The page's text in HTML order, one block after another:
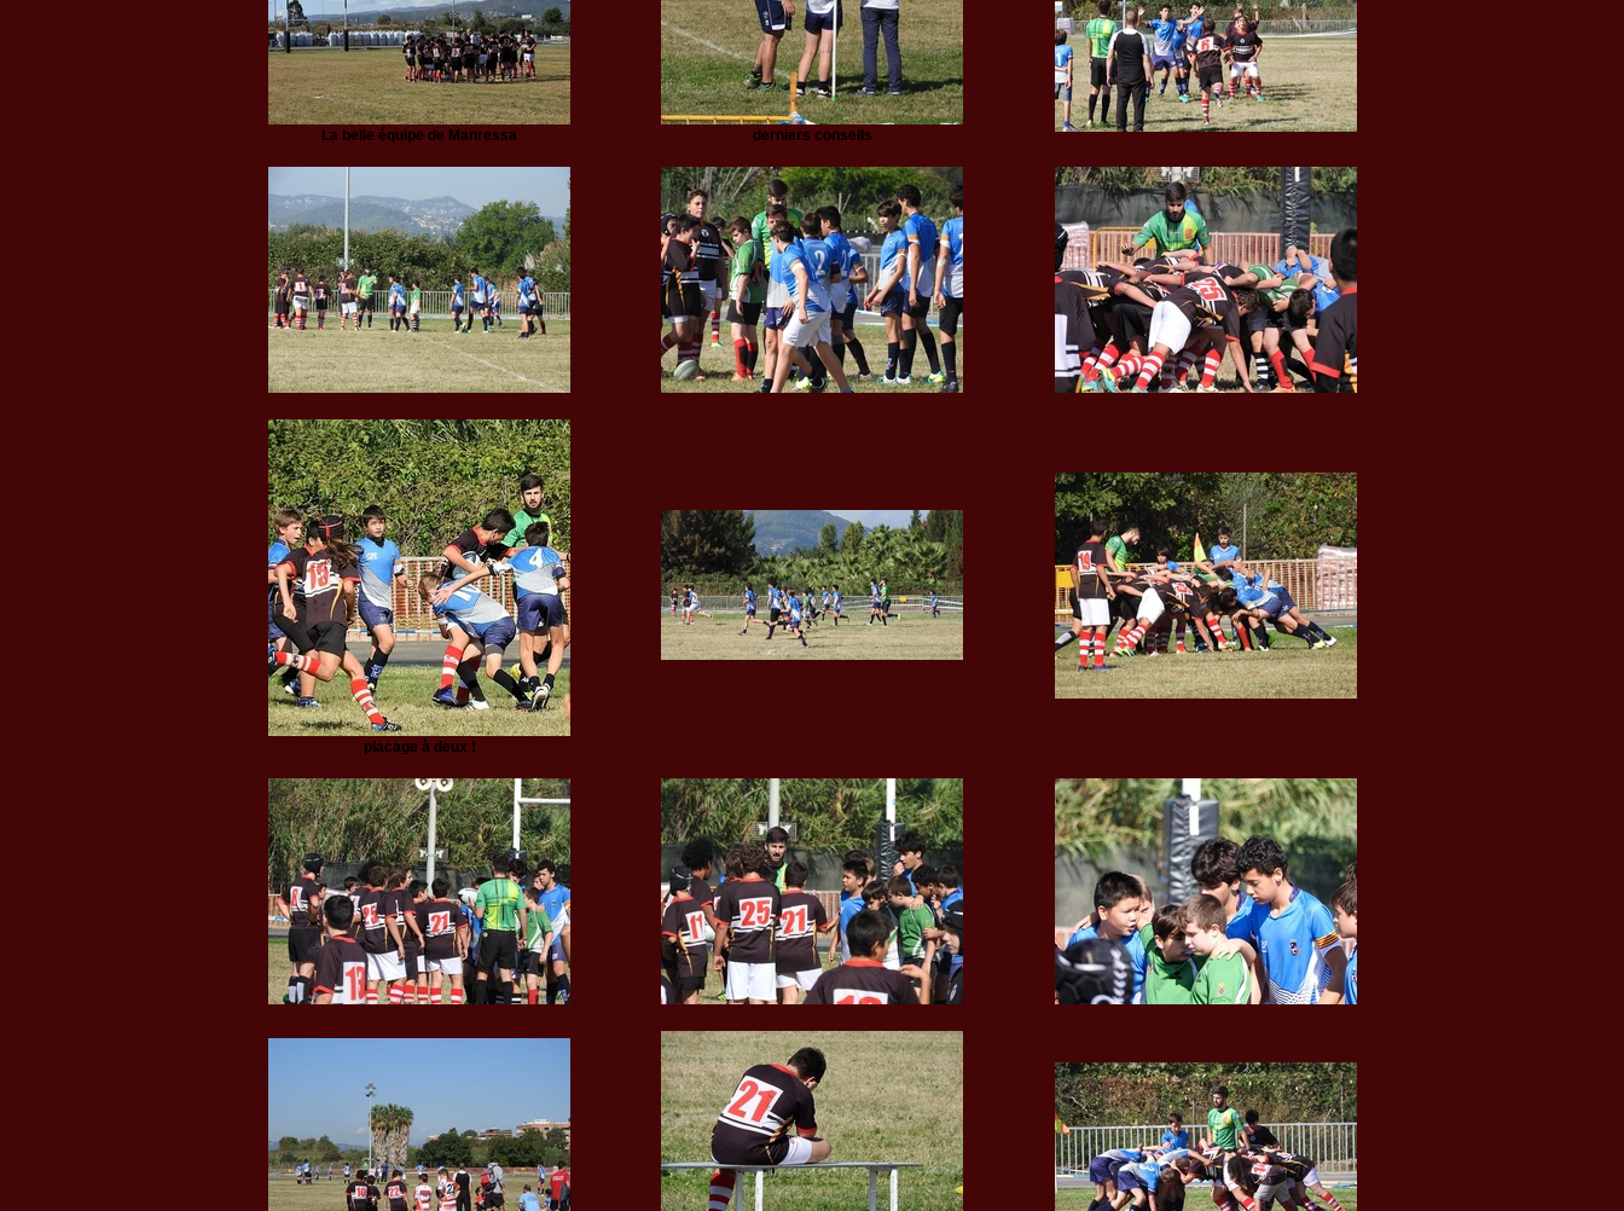
La belle équipe de Manressa derniers conseils
placage à deux !